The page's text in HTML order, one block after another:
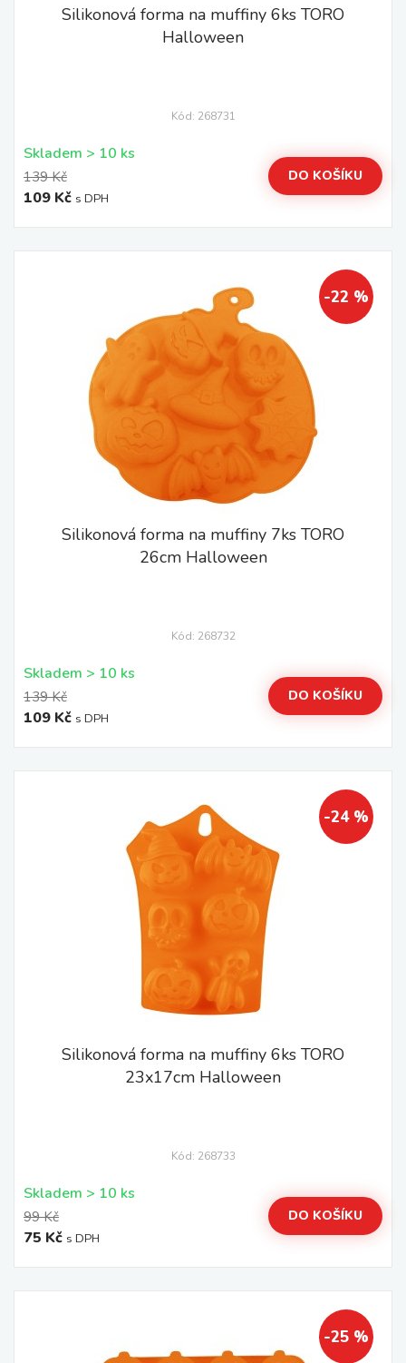
Silikonová forma na muffiny 6ks TORO
Halloween
Kód: 268731
Skladem > 10 ks
139 Kč
109 Kč s DPH
DO KOŠÍKU
-22 %
Silikonová forma na muffiny 7ks TORO
26cm Halloween
Kód: 268732
Skladem > 10 ks
139 Kč
109 Kč s DPH
DO KOŠÍKU
-24 %
Silikonová forma na muffiny 6ks TORO
23x17cm Halloween
Kód: 268733
Skladem > 10 ks
99 Kč
75 Kč s DPH
DO KOŠÍKU
-25 %